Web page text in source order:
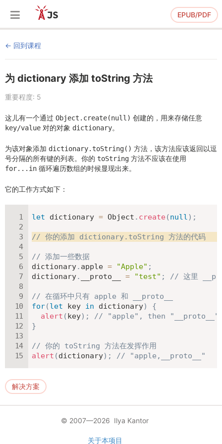
EPUB/PDF
回到课程
为 dictionary 添加 toString 方法
重要程度: 5
这儿有一个通过 Object.create(null) 创建的，用来存储任意
key/value 对的对象 dictionary。
为该对象添加 dictionary.toString() 方法，该方法应该返回以逗
号分隔的所有键的列表。你的 toString 方法不应该在使用
for...in 循环遍历数组的时候显现出来。
它的工作方式如下：
let dictionary = Object . create (null) ;
// 你的添加 dictionary.toString 方法的代码
// 添加一些数据
dictionary. apple = "Apple" ;
dictionary. __proto__ = "test" ; // 这里
// 在循环中只有 apple 和 __proto__
for(let key in dictionary)
{
alert (key) ;
// "apple", then "__proto__"
}
// 你的 toString 方法在发挥作用
alert (dictionary) ; // "apple,__proto__"
解决方案
© 2007—2026 Ilya Kantor
关于本项目